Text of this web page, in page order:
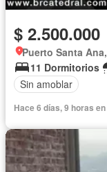
$ 2.500.000
Puerto Santa
11 Dormitorios
Sin amoblar
Hace 6 días, 9 horas